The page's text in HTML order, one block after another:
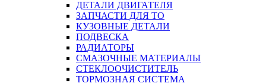
ДЕТАЛИ ДВИГАТЕЛЯ
ЗАПЧАСТИ ДЛЯ ТО
КУЗОВНЫЕ ДЕТАЛИ
ПОДВЕСКА
РАДИАТОРЫ
СМАЗОЧНЫЕ МАТЕРИАЛЫ
СТЕКЛООЧИСТИТЕЛЬ
ТОРМОЗНАЯ СИСТЕМА